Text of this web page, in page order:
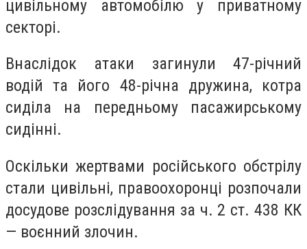
цивільному автомобілю у приватному
секторі.
Внаслідок атаки загинули 47-річний
водій та його 48-річна дружина, котра
сиділа на передньому пасажирському
сидінні.
Оскільки жертвами російського обстрілу
стали цивільні, правоохоронці розпочали
досудове розслідування за ч. 2 ст. 438 КК
— воєнний злочин.